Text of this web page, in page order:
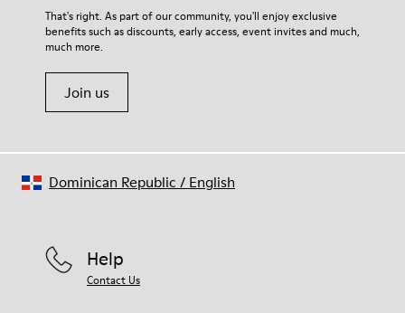
That's right. As part of our community, you'll enjoy exclusive
benefits such as discounts, early access, event invites and much,
much more.
Join us
Help
Contact Us
Dominican Republic / English